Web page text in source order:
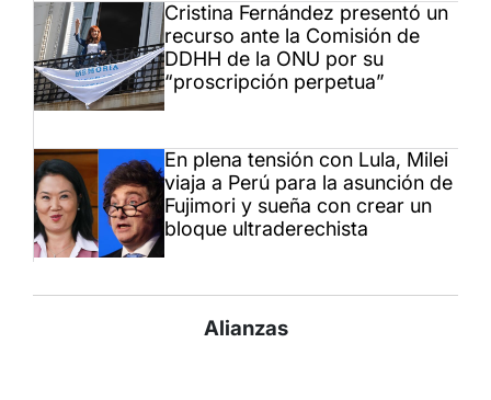
Cristina Fernández presentó un
recurso ante la Comisión de
DDHH de la ONU por su
“proscripción perpetua”
En plena tensión con Lula, Milei
viaja a Perú para la asunción de
Fujimori y sueña con crear un
bloque ultraderechista
Alianzas